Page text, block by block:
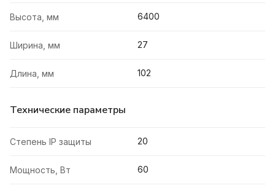
Высота, мм 6400
Ширина, мм 27
Длина, мм 102
Технические параметры
Степень IP защиты 20
Мощность, Вт 60